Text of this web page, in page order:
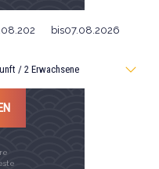
bis
/2 Erwachsene